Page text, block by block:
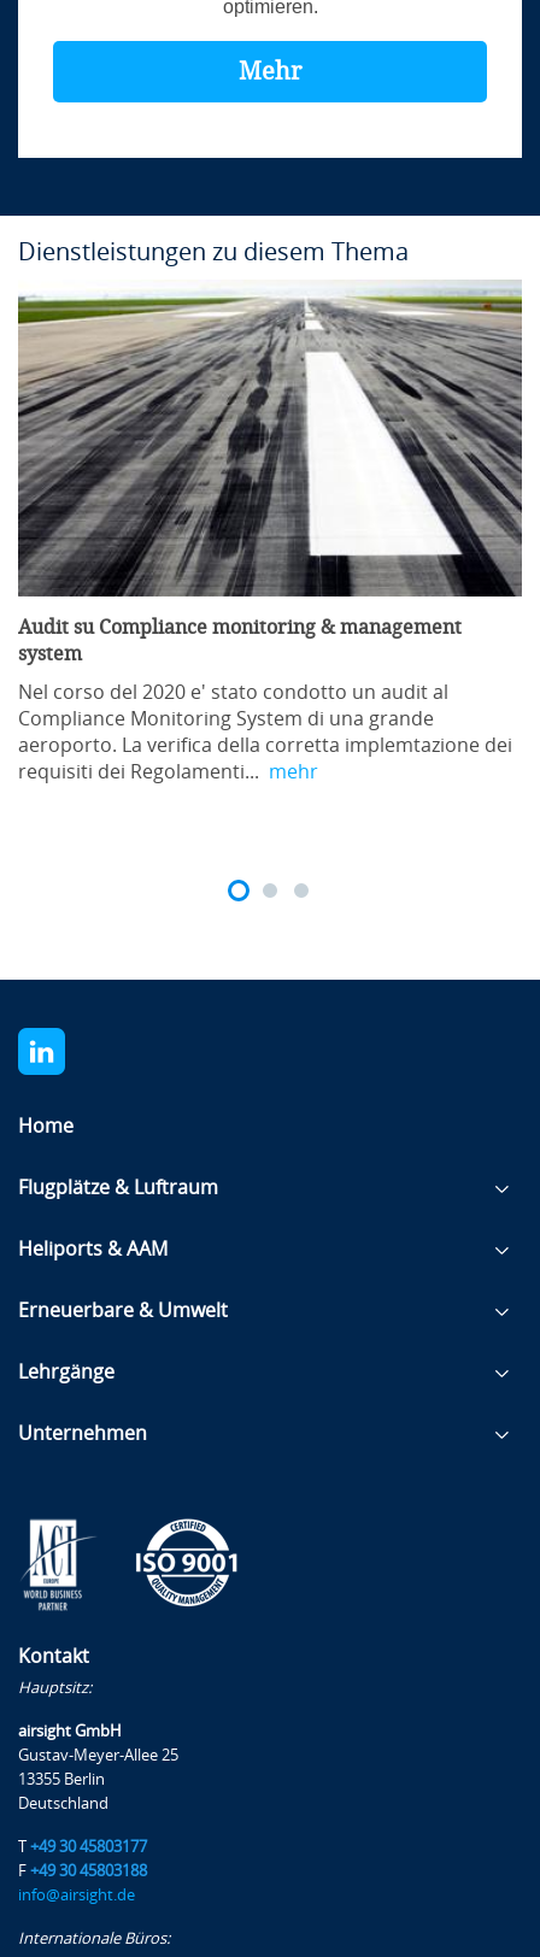
optimieren.
Mehr
Dienstleistungen zu diesem Thema
Audit su Compliance monitoring & management
system
Nel corso del 2020 e' stato condotto un audit al
Compliance Monitoring System di una grande
aeroporto. La verifica della corretta implemtazione dei
requisiti dei Regolamenti... mehr
Home
Flugplätze & Luftraum
Heliports & AAM
Erneuerbare & Umwelt
Lehrgänge
Unternehmen
Kontakt
Hauptsitz:
airsight GmbH
Gustav-Meyer-Allee 25
13355 Berlin
Deutschland
T +49 30 45803177
F +49 30 45803188
info@airsight.de
Internationale Büros: